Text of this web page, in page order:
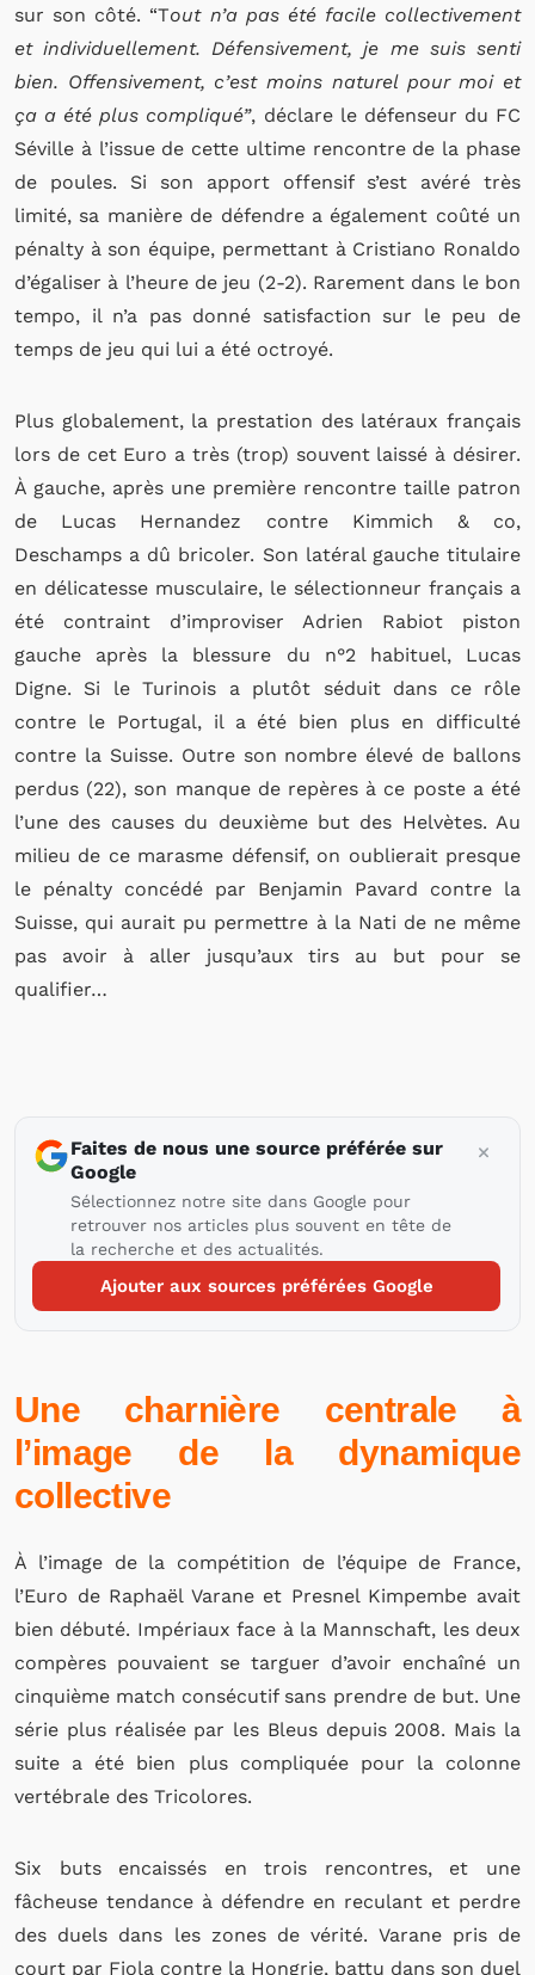
sur son côté. “Tout n’a pas été facile collectivement
et individuellement. Défensivement, je me suis senti
bien. Offensivement, c’est moins naturel pour moi et
ça a été plus compliqué”, déclare le défenseur du FC
Séville à l’issue de cette ultime rencontre de la phase
de poules. Si son apport offensif s’est avéré très
limité, sa manière de défendre a également coûté un
pénalty à son équipe, permettant à Cristiano Ronaldo
d’égaliser à l’heure de jeu (2-2). Rarement dans le bon
tempo, il n’a pas donné satisfaction sur le peu de
temps de jeu qui lui a été octroyé.
Plus globalement, la prestation des latéraux français
lors de cet Euro a très (trop) souvent laissé à désirer.
À gauche, après une première rencontre taille patron
de Lucas Hernandez contre Kimmich & co,
Deschamps a dû bricoler. Son latéral gauche titulaire
en délicatesse musculaire, le sélectionneur français a
été contraint d’improviser Adrien Rabiot piston
gauche après la blessure du n°2 habituel, Lucas
Digne. Si le Turinois a plutôt séduit dans ce rôle
contre le Portugal, il a été bien plus en difficulté
contre la Suisse. Outre son nombre élevé de ballons
perdus (22), son manque de repères à ce poste a été
l’une des causes du deuxième but des Helvètes. Au
milieu de ce marasme défensif, on oublierait presque
le pénalty concédé par Benjamin Pavard contre la
Suisse, qui aurait pu permettre à la Nati de ne même
pas avoir à aller jusqu’aux tirs au but pour se
qualifier…
Faites de nous une source préférée sur
Google
Sélectionnez notre site dans Google pour
retrouver nos articles plus souvent en tête de
la recherche et des actualités.
Ajouter aux sources préférées Google
Une charnière centrale à
l’image de la dynamique
collective
À l’image de la compétition de l’équipe de France,
l’Euro de Raphaël Varane et Presnel Kimpembe avait
bien débuté. Impériaux face à la Mannschaft, les deux
compères pouvaient se targuer d’avoir enchaîné un
cinquième match consécutif sans prendre de but. Une
série plus réalisée par les Bleus depuis 2008. Mais la
suite a été bien plus compliquée pour la colonne
vertébrale des Tricolores.
Six buts encaissés en trois rencontres, et une
fâcheuse tendance à défendre en reculant et perdre
des duels dans les zones de vérité. Varane pris de
court par Fiola contre la Hongrie, battu dans son duel